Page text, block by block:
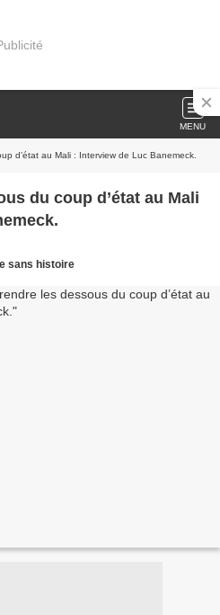
MENU
d’état au Mali : Interview de Luc Banemeck.
du coup d’état au Mali
sans histoire